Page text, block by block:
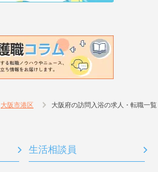
大阪市港区 大阪府の訪問入浴の求人・転職一覧
生活相談員